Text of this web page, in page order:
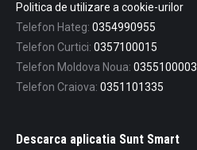
Politica de utilizare a cookie-urilor
Telefon Hateg: 0354990955
Telefon Curtici: 0357100015
Telefon Moldova Noua: 0355100003
Telefon Craiova: 0351101335
Descarca aplicatia Sunt Smart